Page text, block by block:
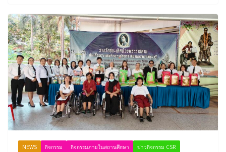
NEWS กิจกรรม กิจกรรมภายในสถานศึกษา
ข่าวกิจกรรม CSR